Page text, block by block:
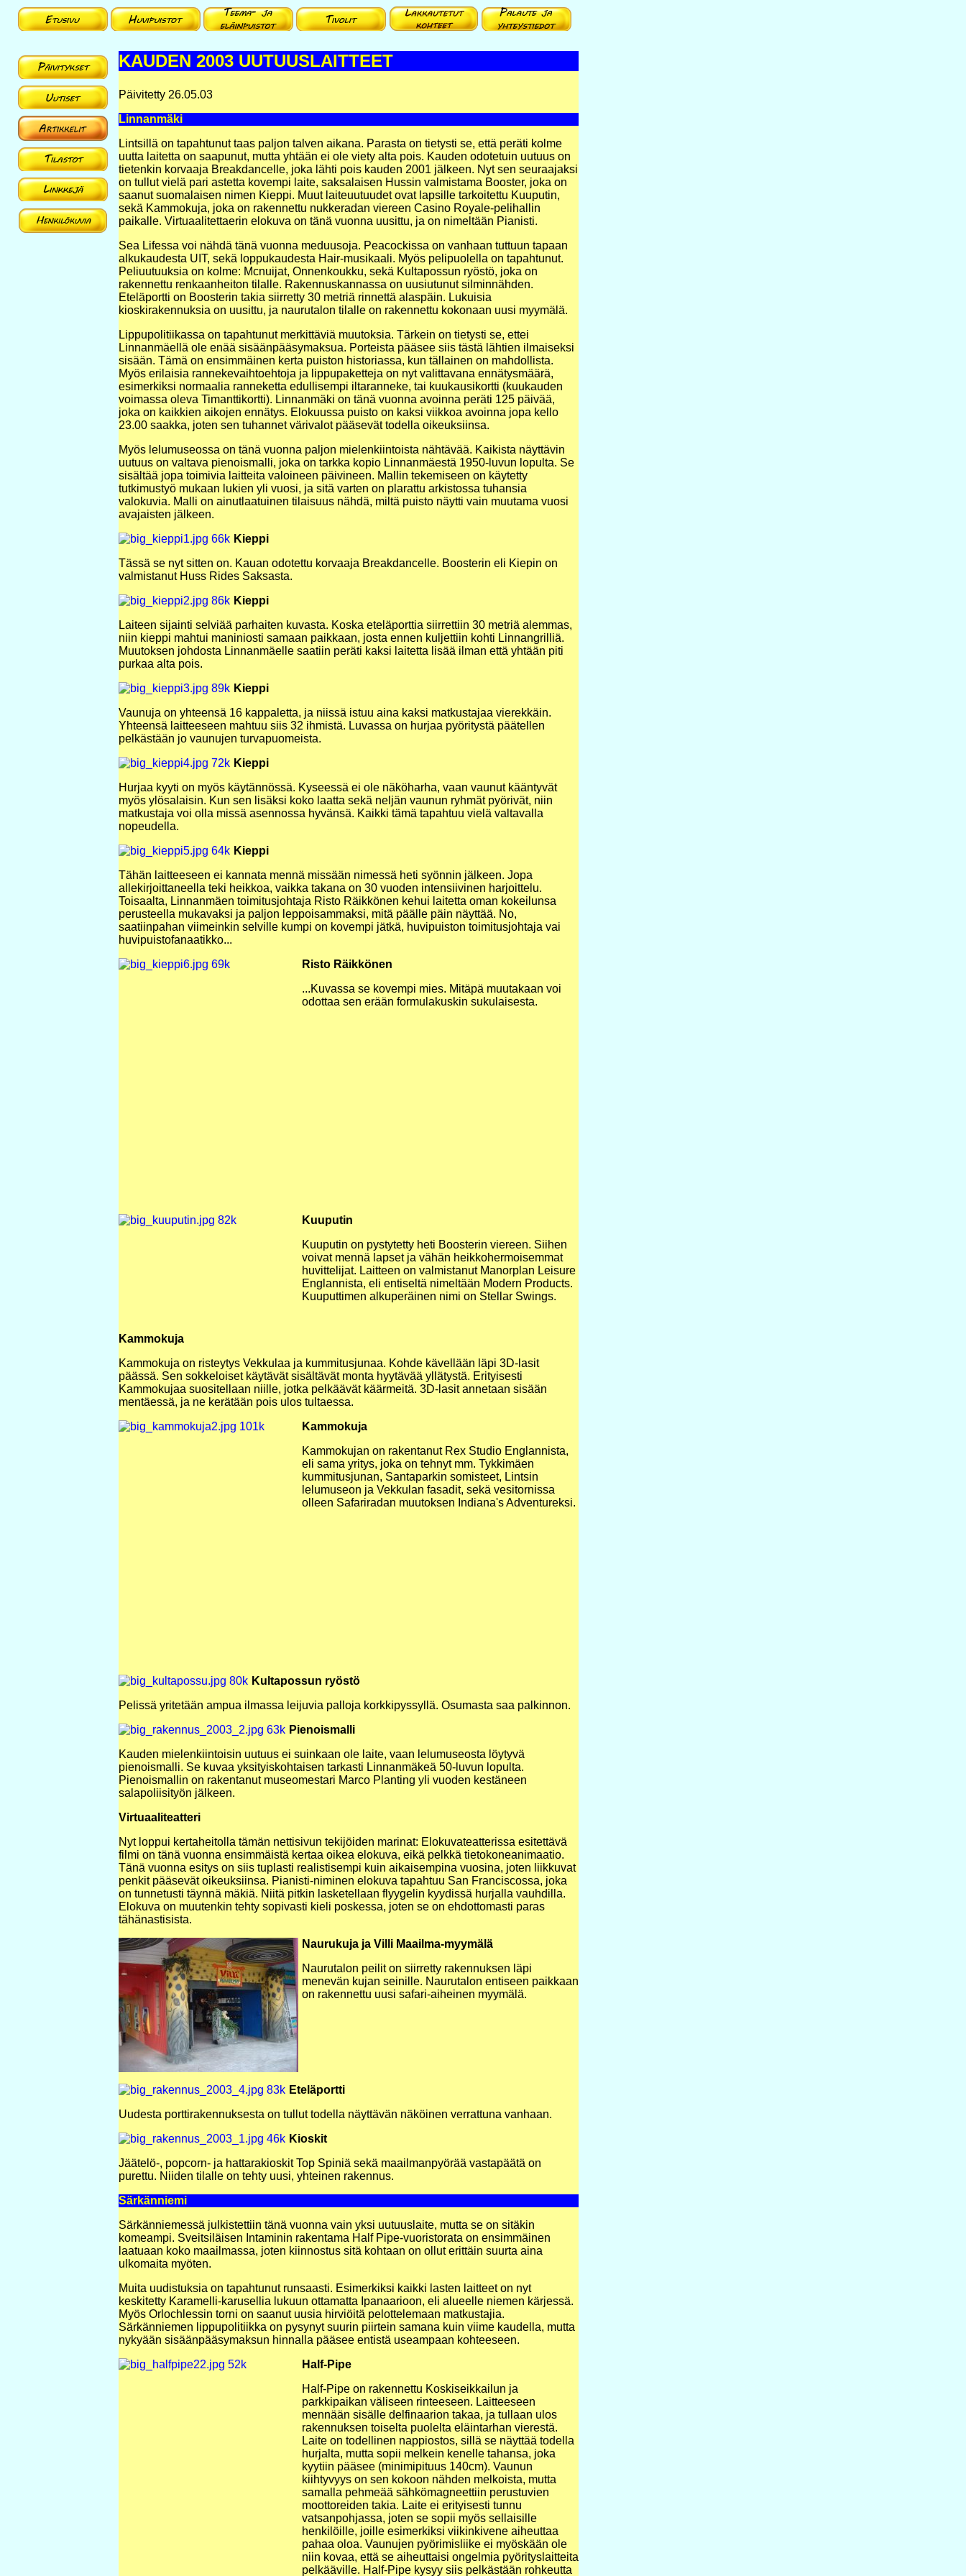
KAUDEN 2003 UUTUUSLAITTEET
Päivitetty 26.05.03
Linnanmäki
Lintsillä on tapahtunut taas paljon talven aikana. Parasta on tietysti se, että peräti kolme
uutta laitetta on saapunut, mutta yhtään ei ole viety alta pois. Kauden odotetuin uutuus on
tietenkin korvaaja Breakdancelle, joka lähti pois kauden 2001 jälkeen. Nyt sen seuraajaksi
on tullut vielä pari astetta kovempi laite, saksalaisen Hussin valmistama Booster, joka on
saanut suomalaisen nimen Kieppi. Muut laiteuutuudet ovat lapsille tarkoitettu Kuuputin,
sekä Kammokuja, joka on rakennettu nukkeradan viereen Casino Royale-pelihallin
paikalle. Virtuaalitettaerin elokuva on tänä vuonna uusittu, ja on nimeltään Pianisti.
Sea Lifessa voi nähdä tänä vuonna meduusoja. Peacockissa on vanhaan tuttuun tapaan
alkukaudesta UIT, sekä loppukaudesta Hair-musikaali. Myös pelipuolella on tapahtunut.
Peliuutuuksia on kolme: Mcnuijat, Onnenkoukku, sekä Kultapossun ryöstö, joka on
rakennettu renkaanheiton tilalle. Rakennuskannassa on uusiutunut silminnähden.
Eteläportti on Boosterin takia siirretty 30 metriä rinnettä alaspäin. Lukuisia
kioskirakennuksia on uusittu, ja naurutalon tilalle on rakennettu kokonaan uusi myymälä.
Lippupolitiikassa on tapahtunut merkittäviä muutoksia. Tärkein on tietysti se, ettei
Linnanmäellä ole enää sisäänpääsymaksua. Porteista pääsee siis tästä lähtien ilmaiseksi
sisään. Tämä on ensimmäinen kerta puiston historiassa, kun tällainen on mahdollista.
Myös erilaisia rannekevaihtoehtoja ja lippupaketteja on nyt valittavana ennätysmäärä,
esimerkiksi normaalia ranneketta edullisempi iltaranneke, tai kuukausikortti (kuukauden
voimassa oleva Timanttikortti). Linnanmäki on tänä vuonna avoinna peräti 125 päivää,
joka on kaikkien aikojen ennätys. Elokuussa puisto on kaksi viikkoa avoinna jopa kello
23.00 saakka, joten sen tuhannet värivalot pääsevät todella oikeuksiinsa.
Myös lelumuseossa on tänä vuonna paljon mielenkiintoista nähtävää. Kaikista näyttävin
uutuus on valtava pienoismalli, joka on tarkka kopio Linnanmäestä 1950-luvun lopulta. Se
sisältää jopa toimivia laitteita valoineen päivineen. Mallin tekemiseen on käytetty
tutkimustyö mukaan lukien yli vuosi, ja sitä varten on plarattu arkistossa tuhansia
valokuvia. Malli on ainutlaatuinen tilaisuus nähdä, miltä puisto näytti vain muutama vuosi
avajaisten jälkeen.
Kieppi
Tässä se nyt sitten on. Kauan odotettu korvaaja Breakdancelle. Boosterin eli Kiepin on
valmistanut Huss Rides Saksasta.
Kieppi
Laiteen sijainti selviää parhaiten kuvasta. Koska eteläporttia siirrettiin 30 metriä alemmas,
niin kieppi mahtui maniniosti samaan paikkaan, josta ennen kuljettiin kohti Linnangrilliä.
Muutoksen johdosta Linnanmäelle saatiin peräti kaksi laitetta lisää ilman että yhtään piti
purkaa alta pois.
Kieppi
Vaunuja on yhteensä 16 kappaletta, ja niissä istuu aina kaksi matkustajaa vierekkäin.
Yhteensä laitteeseen mahtuu siis 32 ihmistä. Luvassa on hurjaa pyöritystä päätellen
pelkästään jo vaunujen turvapuomeista.
Kieppi
Hurjaa kyyti on myös käytännössä. Kyseessä ei ole näköharha, vaan vaunut kääntyvät
myös ylösalaisin. Kun sen lisäksi koko laatta sekä neljän vaunun ryhmät pyörivät, niin
matkustaja voi olla missä asennossa hyvänsä. Kaikki tämä tapahtuu vielä valtavalla
nopeudella.
Kieppi
Tähän laitteeseen ei kannata mennä missään nimessä heti syönnin jälkeen. Jopa
allekirjoittaneella teki heikkoa, vaikka takana on 30 vuoden intensiivinen harjoittelu.
Toisaalta, Linnanmäen toimitusjohtaja Risto Räikkönen kehui laitetta oman kokeilunsa
perusteella mukavaksi ja paljon leppoisammaksi, mitä päälle päin näyttää. No,
saatiinpahan viimeinkin selville kumpi on kovempi jätkä, huvipuiston toimitusjohtaja vai
huvipuistofanaatikko...
Risto Räikkönen
...Kuvassa se kovempi mies. Mitäpä muutakaan voi
odottaa sen erään formulakuskin sukulaisesta.
Kuuputin
Kuuputin on pystytetty heti Boosterin viereen. Siihen
voivat mennä lapset ja vähän heikkohermoisemmat
huvittelijat. Laitteen on valmistanut Manorplan Leisure
Englannista, eli entiseltä nimeltään Modern Products.
Kuuputtimen alkuperäinen nimi on Stellar Swings.
Kammokuja
Kammokuja on risteytys Vekkulaa ja kummitusjunaa. Kohde kävellään läpi 3D-lasit
päässä. Sen sokkeloiset käytävät sisältävät monta hyytävää yllätystä. Erityisesti
Kammokujaa suositellaan niille, jotka pelkäävät käärmeitä. 3D-lasit annetaan sisään
mentäessä, ja ne kerätään pois ulos tultaessa.
Kammokuja
Kammokujan on rakentanut Rex Studio Englannista,
eli sama yritys, joka on tehnyt mm. Tykkimäen
kummitusjunan, Santaparkin somisteet, Lintsin
lelumuseon ja Vekkulan fasadit, sekä vesitornissa
olleen Safariradan muutoksen Indiana's Adventureksi.
Kultapossun ryöstö
Pelissä yritetään ampua ilmassa leijuvia palloja korkkipyssyllä. Osumasta saa palkinnon.
Pienoismalli
Kauden mielenkiintoisin uutuus ei suinkaan ole laite, vaan lelumuseosta löytyvä
pienoismalli. Se kuvaa yksityiskohtaisen tarkasti Linnanmäkeä 50-luvun lopulta.
Pienoismallin on rakentanut museomestari Marco Planting yli vuoden kestäneen
salapoliisityön jälkeen.
Virtuaaliteatteri
Nyt loppui kertaheitolla tämän nettisivun tekijöiden marinat: Elokuvateatterissa esitettävä
filmi on tänä vuonna ensimmäistä kertaa oikea elokuva, eikä pelkkä tietokoneanimaatio.
Tänä vuonna esitys on siis tuplasti realistisempi kuin aikaisempina vuosina, joten liikkuvat
penkit pääsevät oikeuksiinsa. Pianisti-niminen elokuva tapahtuu San Franciscossa, joka
on tunnetusti täynnä mäkiä. Niitä pitkin lasketellaan flyygelin kyydissä hurjalla vauhdilla.
Elokuva on muutenkin tehty sopivasti kieli poskessa, joten se on ehdottomasti paras
tähänastisista.
Naurukuja ja Villi Maailma-myymälä
Naurutalon peilit on siirretty rakennuksen läpi
menevän kujan seinille. Naurutalon entiseen paikkaan
on rakennettu uusi safari-aiheinen myymälä.
Eteläportti
Uudesta porttirakennuksesta on tullut todella näyttävän näköinen verrattuna vanhaan.
Kioskit
Jäätelö-, popcorn- ja hattarakioskit Top Spiniä sekä maailmanpyörää vastapäätä on
purettu. Niiden tilalle on tehty uusi, yhteinen rakennus.
Särkänniemi
Särkänniemessä julkistettiin tänä vuonna vain yksi uutuuslaite, mutta se on sitäkin
komeampi. Sveitsiläisen Intaminin rakentama Half Pipe-vuoristorata on ensimmäinen
laatuaan koko maailmassa, joten kiinnostus sitä kohtaan on ollut erittäin suurta aina
ulkomaita myöten.
Muita uudistuksia on tapahtunut runsaasti. Esimerkiksi kaikki lasten laitteet on nyt
keskitetty Karamelli-karusellia lukuun ottamatta Ipanaarioon, eli alueelle niemen kärjessä.
Myös Orlochlessin torni on saanut uusia hirviöitä pelottelemaan matkustajia.
Särkänniemen lippupolitiikka on pysynyt suurin piirtein samana kuin viime kaudella, mutta
nykyään sisäänpääsymaksun hinnalla pääsee entistä useampaan kohteeseen.
Half-Pipe
Half-Pipe on rakennettu Koskiseikkailun ja
parkkipaikan väliseen rinteeseen. Laitteeseen
mennään sisälle delfinaarion takaa, ja tullaan ulos
rakennuksen toiselta puolelta eläintarhan vierestä.
Laite on todellinen nappiostos, sillä se näyttää todella
hurjalta, mutta sopii melkein kenelle tahansa, joka
kyytiin pääsee (minimipituus 140cm). Vaunun
kiihtyvyys on sen kokoon nähden melkoista, mutta
samalla pehmeää sähkömagneettiin perustuvien
moottoreiden takia. Laite ei erityisesti tunnu
vatsanpohjassa, joten se sopii myös sellaisille
henkilöille, joille esimerkiksi viikinkivene aiheuttaa
pahaa oloa. Vaunujen pyörimisliike ei myöskään ole
niin kovaa, että se aiheuttaisi ongelmia pyörityslaitteita
pelkääville. Half-Pipe kysyy siis pelkästään rohkeutta